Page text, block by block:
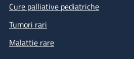
Cure palliative pediatriche
Tumori rari
Malattie rare